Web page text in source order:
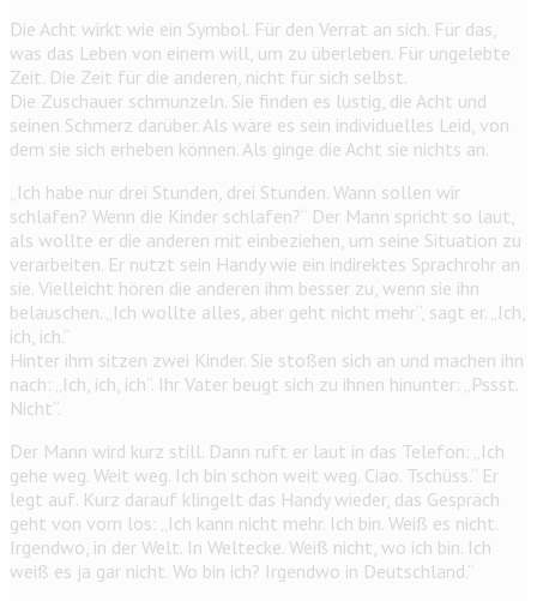
Die Acht wirkt wie ein Symbol. Für den Verrat an sich. Für das,
was das Leben von einem will, um zu überleben. Für ungelebte
Zeit. Die Zeit für die anderen, nicht für sich selbst.
Die Zuschauer schmunzeln. Sie finden es lustig, die Acht und
seinen Schmerz darüber. Als wäre es sein individuelles Leid, von
dem sie sich erheben können. Als ginge die Acht sie nichts an.
„Ich habe nur drei Stunden, drei Stunden. Wann sollen wir
schlafen? Wenn die Kinder schlafen?“ Der Mann spricht so laut,
als wollte er die anderen mit einbeziehen, um seine Situation zu
verarbeiten. Er nutzt sein Handy wie ein indirektes Sprachrohr an
sie. Vielleicht hören die anderen ihm besser zu, wenn sie ihn
belauschen. „Ich wollte alles, aber geht nicht mehr“, sagt er. „Ich,
ich, ich.“
Hinter ihm sitzen zwei Kinder. Sie stoßen sich an und machen ihn
nach: „Ich, ich, ich“. Ihr Vater beugt sich zu ihnen hinunter: „Pssst.
Nicht“.
Der Mann wird kurz still. Dann ruft er laut in das Telefon: „Ich
gehe weg. Weit weg. Ich bin schon weit weg. Ciao. Tschüss.“ Er
legt auf. Kurz darauf klingelt das Handy wieder, das Gespräch
geht von vorn los: „Ich kann nicht mehr. Ich bin. Weiß es nicht.
Irgendwo, in der Welt. In Weltecke. Weiß nicht, wo ich bin. Ich
weiß es ja gar nicht. Wo bin ich? Irgendwo in Deutschland.“